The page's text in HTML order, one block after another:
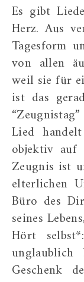
Es gibt Lieder, die treffen einen mitten ins
Herz. Aus
Tagesform
von allen
weil sie für
ist das
Lied
objektiv auf
Zeugnis ist
elterlichen
Büro des
seines
Hört
Geschenk